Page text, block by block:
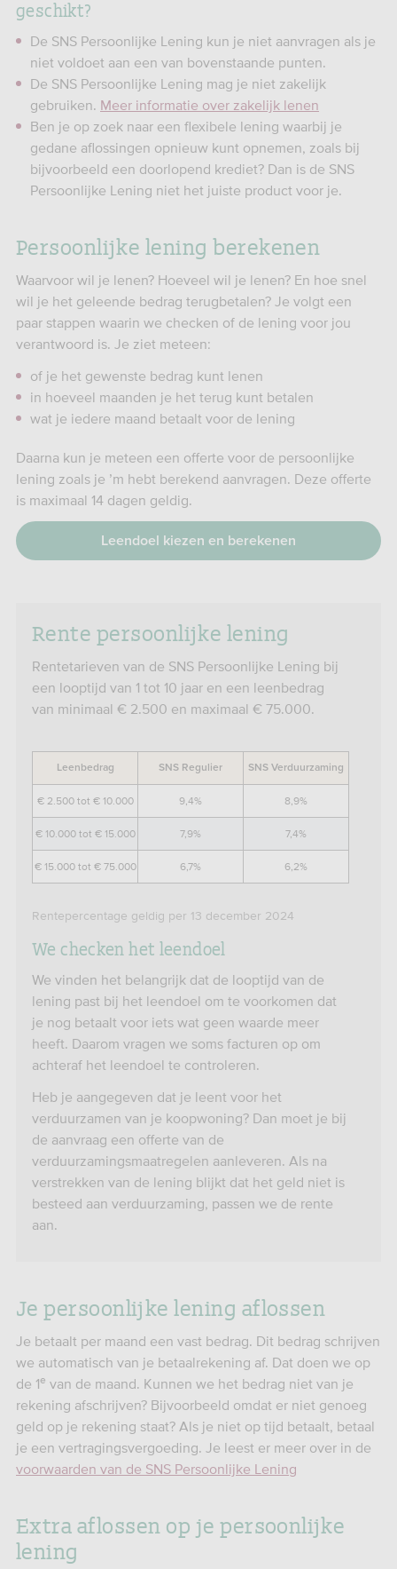
geschikt?
De SNS Persoonlijke Lening kun je niet aanvragen als je
niet voldoet aan een van bovenstaande punten.
De SNS Persoonlijke Lening mag je niet zakelijk
gebruiken. Meer informatie over zakelijk lenen
Ben je op zoek naar een flexibele lening waarbij je
gedane aflossingen opnieuw kunt opnemen, zoals bij
bijvoorbeeld een doorlopend krediet? Dan is de SNS
Persoonlijke Lening niet het juiste product voor je.
Persoonlijke lening berekenen
Waarvoor wil je lenen? Hoeveel wil je lenen? En hoe snel
wil je het geleende bedrag terugbetalen? Je volgt een
paar stappen waarin we checken of de lening voor jou
verantwoord is. Je ziet meteen:
of je het gewenste bedrag kunt lenen
in hoeveel maanden je het terug kunt betalen
wat je iedere maand betaalt voor de lening
Daarna kun je meteen een offerte voor de persoonlijke
lening zoals je ’m hebt berekend aanvragen. Deze offerte
is maximaal 14 dagen geldig.
Leendoel kiezen en berekenen
Rente persoonlijke lening
Rentetarieven van de SNS Persoonlijke Lening bij
een looptijd van 1 tot 10 jaar en een leenbedrag
van minimaal € 2.500 en maximaal € 75.000.
Leenbedrag SNS Regulier SNS Verduurzaming
€ 2.500 tot € 10.000 9,4% 8,9%
€ 10.000 tot € 15.000 7,9% 7,4%
€ 15.000 tot € 75.000 6,7% 6,2%
Rentepercentage geldig per 13 december 2024
We checken het leendoel
We vinden het belangrijk dat de looptijd van de
lening past bij het leendoel om te voorkomen dat
je nog betaalt voor iets wat geen waarde meer
heeft. Daarom vragen we soms facturen op om
achteraf het leendoel te controleren.
Heb je aangegeven dat je leent voor het
verduurzamen van je koopwoning? Dan moet je bij
de aanvraag een offerte van de
verduurzamingsmaatregelen aanleveren. Als na
verstrekken van de lening blijkt dat het geld niet is
besteed aan verduurzaming, passen we de rente
aan.
Je persoonlijke lening aflossen
Je betaalt per maand een vast bedrag. Dit bedrag schrijven
we automatisch van je betaalrekening af. Dat doen we op
de 1e van de maand. Kunnen we het bedrag niet van je
rekening afschrijven? Bijvoorbeeld omdat er niet genoeg
geld op je rekening staat? Als je niet op tijd betaalt, betaal
je een vertragingsvergoeding. Je leest er meer over in de
voorwaarden van de SNS Persoonlijke Lening
Extra aflossen op je persoonlijke
lening